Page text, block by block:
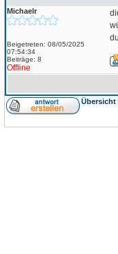
Michaelr
Beigetreten: 08/05/2025
07:54:34
Beiträge: 8
Offline
Übersicht